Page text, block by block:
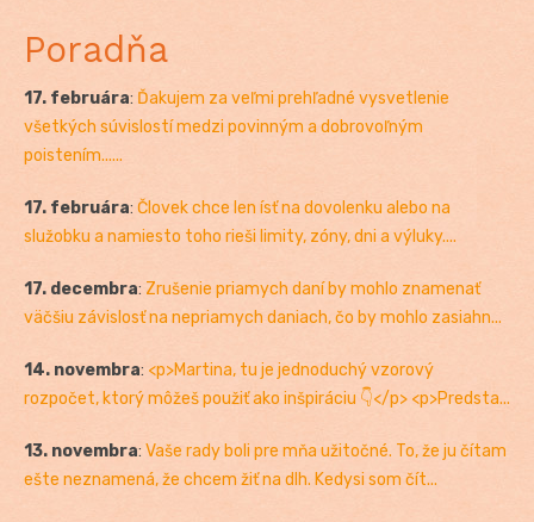
Poradňa
17. februára: Ďakujem za veľmi prehľadné vysvetlenie
všetkých súvislostí medzi povinným a dobrovoľným
poistením......
17. februára: Človek chce len ísť na dovolenku alebo na
služobku a namiesto toho rieši limity, zóny, dni a výluky....
17. decembra: Zrušenie priamych daní by mohlo znamenať
väčšiu závislosť na nepriamych daniach, čo by mohlo zasiahn...
14. novembra: <p>Martina, tu je jednoduchý vzorový
rozpočet, ktorý môžeš použiť ako inšpiráciu 👇</p> <p>Predsta...
13. novembra: Vaše rady boli pre mňa užitočné. To, že ju čítam
ešte neznamená, že chcem žiť na dlh. Kedysi som čít...